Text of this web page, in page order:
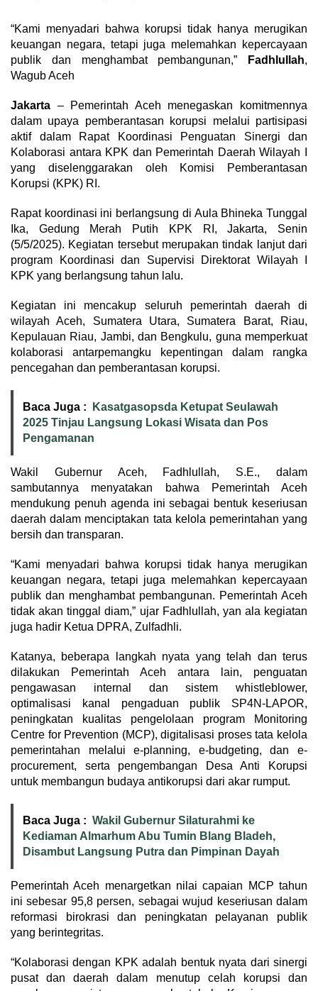
“Kami menyadari bahwa korupsi tidak hanya merugikan
keuangan negara, tetapi juga melemahkan kepercayaan
publik dan menghambat pembangunan,”
Fadhlullah,
Wagub Aceh
Jakarta – Pemerintah Aceh menegaskan komitmennya
dalam upaya pemberantasan korupsi melalui partisipasi
aktif dalam Rapat Koordinasi Penguatan Sinergi dan
Kolaborasi antara KPK dan Pemerintah Daerah Wilayah I
yang diselenggarakan oleh Komisi Pemberantasan
Korupsi (KPK) RI.
Rapat koordinasi ini berlangsung di Aula Bhineka Tunggal
Ika, Gedung Merah Putih KPK RI, Jakarta, Senin
(5/5/2025). Kegiatan tersebut merupakan tindak lanjut dari
program Koordinasi dan Supervisi Direktorat Wilayah I
KPK yang berlangsung tahun lalu.
Kegiatan ini mencakup seluruh pemerintah daerah di
wilayah Aceh, Sumatera Utara, Sumatera Barat, Riau,
Kepulauan Riau, Jambi, dan Bengkulu, guna memperkuat
kolaborasi antarpemangku kepentingan dalam rangka
pencegahan dan pemberantasan korupsi.
Baca Juga :
Kasatgasopsda Ketupat Seulawah
2025 Tinjau Langsung Lokasi Wisata dan Pos
Pengamanan
Wakil Gubernur Aceh, Fadhlullah, S.E., dalam
sambutannya menyatakan bahwa Pemerintah Aceh
mendukung penuh agenda ini sebagai bentuk keseriusan
daerah dalam menciptakan tata kelola pemerintahan yang
bersih dan transparan.
“Kami menyadari bahwa korupsi tidak hanya merugikan
keuangan negara, tetapi juga melemahkan kepercayaan
publik dan menghambat pembangunan. Pemerintah Aceh
tidak akan tinggal diam,” ujar Fadhlullah, yan ala kegiatan
juga hadir Ketua DPRA, Zulfadhli.
Katanya, beberapa langkah nyata yang telah dan terus
dilakukan Pemerintah Aceh antara lain, penguatan
pengawasan internal dan sistem whistleblower,
optimalisasi kanal pengaduan publik SP4N-LAPOR,
peningkatan kualitas pengelolaan program Monitoring
Centre for Prevention (MCP), digitalisasi proses tata kelola
pemerintahan melalui e-planning, e-budgeting, dan e-
procurement, serta pengembangan Desa Anti Korupsi
untuk membangun budaya antikorupsi dari akar rumput.
Baca Juga : Wakil Gubernur Silaturahmi ke
Kediaman Almarhum Abu Tumin Blang Bladeh,
Disambut Langsung Putra dan Pimpinan Dayah
Pemerintah Aceh menargetkan nilai capaian MCP tahun
ini sebesar 95,8 persen, sebagai wujud keseriusan dalam
reformasi birokrasi dan peningkatan pelayanan publik
yang berintegritas.
“Kolaborasi dengan KPK adalah bentuk nyata dari sinergi
pusat dan daerah dalam menutup celah korupsi dan